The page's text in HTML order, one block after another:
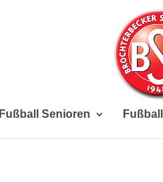
Fußball Senioren